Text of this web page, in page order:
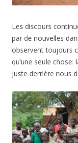
Les discours
par de nouvelles
observent toujours
qu’une seule chose:
juste derrière nous